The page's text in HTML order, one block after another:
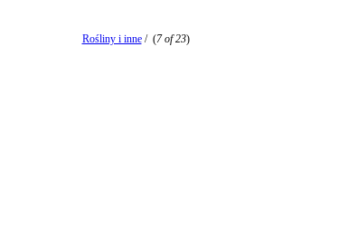
Rośliny i inne/ (7 of 23)